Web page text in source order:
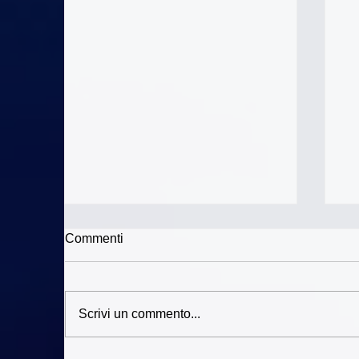
Commenti
Scrivi un commento...